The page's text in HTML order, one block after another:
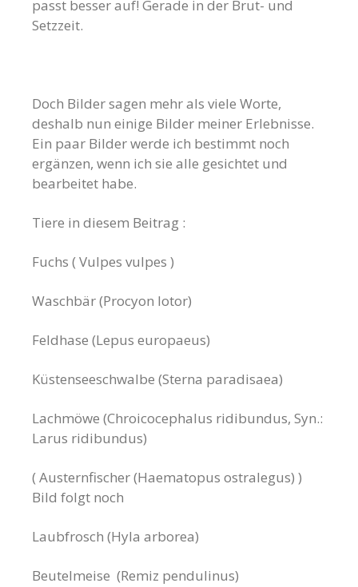
passt besser auf! Gerade in der Brut- und
Setzzeit.
Doch Bilder sagen mehr als viele Worte,
deshalb nun einige Bilder meiner Erlebnisse.
Ein paar Bilder werde ich bestimmt noch
ergänzen, wenn ich sie alle gesichtet und
bearbeitet habe.
Tiere in diesem Beitrag :
Fuchs ( Vulpes vulpes )
Waschbär (Procyon lotor)
Feldhase (Lepus europaeus)
Küstenseeschwalbe (Sterna paradisaea)
Lachmöwe (Chroicocephalus ridibundus, Syn.:
Larus ridibundus)
( Austernfischer (Haematopus ostralegus) )
Bild folgt noch
Laubfrosch (Hyla arborea)
Beutelmeise (Remiz pendulinus)